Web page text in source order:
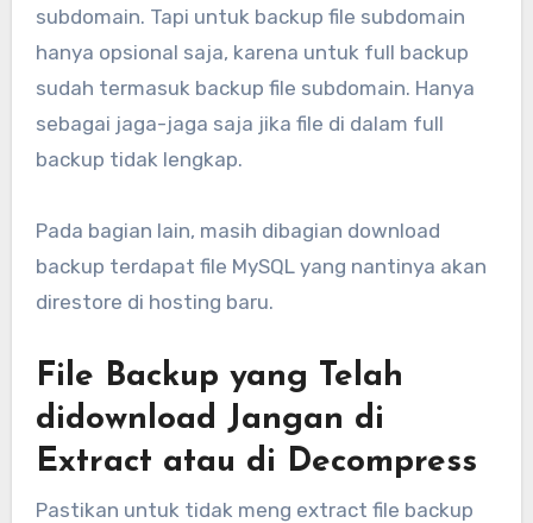
subdomain. Tapi untuk backup file subdomain
hanya opsional saja, karena untuk full backup
sudah termasuk backup file subdomain. Hanya
sebagai jaga-jaga saja jika file di dalam full
backup tidak lengkap.
Pada bagian lain, masih dibagian download
backup terdapat file MySQL yang nantinya akan
direstore di hosting baru.
File Backup yang Telah
didownload Jangan di
Extract atau di Decompress
Pastikan untuk tidak meng extract file backup